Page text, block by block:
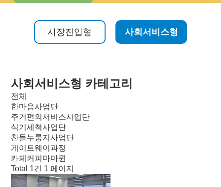
시장진입형 사회서비스형
사회서비스형 카테고리
전체
한마음사업단
주거편의서비스사업단
식기세척사업단
찬들누룽지사업단
게이트웨이과정
카페커피마마퀸
Total 1건 1 페이지